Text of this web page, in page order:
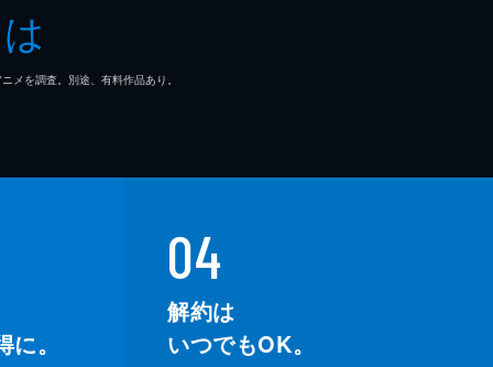
を調査。別途、有料作品あり。
。
04
解約は
いつでもOK。